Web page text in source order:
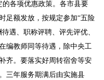
的各项优惠政策。各市县要
足额发放，按规定参加“五险
遇、职称评聘、评先评优、
编教师同等待遇，除中央工
齐。要落实好周转宿舍等安
三年服务期满后由实施县